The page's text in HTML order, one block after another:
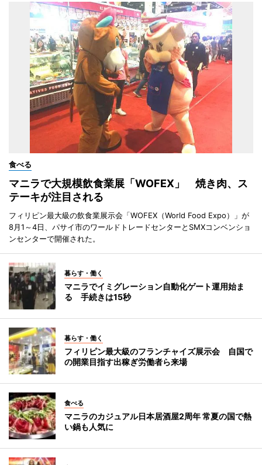
食べる
マニラで大規模飲食業展「WOFEX」 焼き肉、ス
テーキが注目される
フィリピン最大級の飲食業展示会「WOFEX（World Food Expo）」が
8月1～4日、パサイ市のワールドトレードセンターとSMXコンベンショ
ンセンターで開催された。
暮らす・働く
マニラでイミグレーション自動化ゲート運用始ま
る 手続きは15秒
暮らす・働く
フィリピン最大級のフランチャイズ展示会 自国で
の開業目指す出稼ぎ労働者ら来場
食べる
マニラのカジュアル日本居酒屋2周年 常夏の国で熱
い鍋も人気に